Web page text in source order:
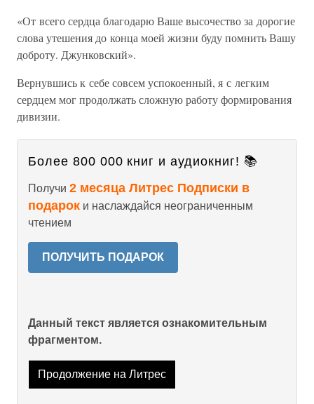
«От всего сердца благодарю Ваше высочество за дорогие
слова утешения до конца моей жизни буду помнить Вашу
доброту. Джунковский».
Вернувшись к себе совсем успокоенный, я с легким
сердцем мог продолжать сложную работу формирования
дивизии.
Более 800 000 книг и аудиокниг! 📚
Получи 2 месяца Литрес Подписки в
подарок и наслаждайся неограниченным
чтением
ПОЛУЧИТЬ ПОДАРОК
Данный текст является ознакомительным
фрагментом.
Продолжение на Литрес